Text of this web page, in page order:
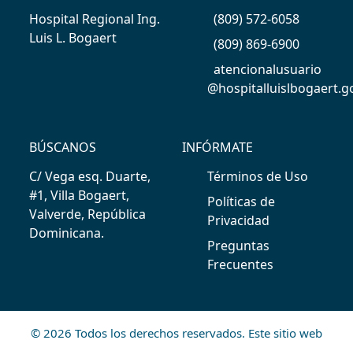
Hospital Regional Ing.
Luis L. Bogaert
(809) 572-6058
(809) 869-6900
atencionalusuario
BÚSCANOS
C/ Vega esq. Duarte,
#1, Villa Bogaert,
Valverde, República
Dominicana.
INFÓRMATE
Términos de Uso
Políticas de
Privacidad
Preguntas
Frecuentes
© 2026 Todos los derechos reservados. Este sitio web